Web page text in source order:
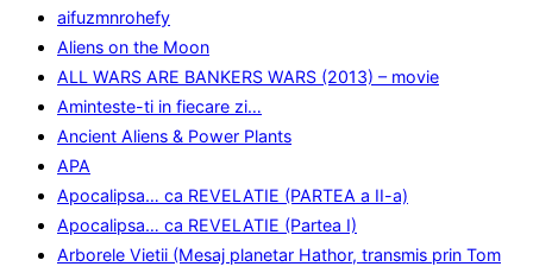
aifuzmnrohefy
Aliens on the Moon
ALL WARS ARE BANKERS WARS (2013) – movie
Aminteste-ti in fiecare zi…
Ancient Aliens & Power Plants
APA
Apocalipsa… ca REVELATIE (PARTEA a II-a)
Apocalipsa… ca REVELATIE (Partea I)
Arborele Vietii (Mesaj planetar Hathor, transmis prin Tom